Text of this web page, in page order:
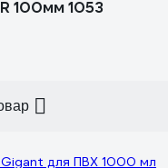
100мм 1053